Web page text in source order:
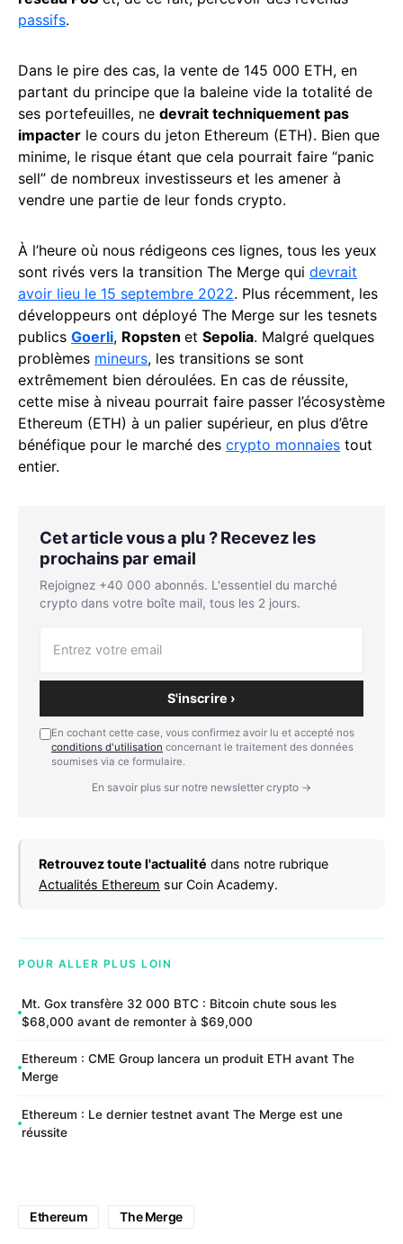
passifs.
Dans le pire des cas, la vente de 145 000 ETH, en
partant du principe que la baleine vide la totalité de
ses portefeuilles, ne devrait techniquement pas
impacter le cours du jeton Ethereum (ETH). Bien que
minime, le risque étant que cela pourrait faire “panic
sell” de nombreux investisseurs et les amener à
vendre une partie de leur fonds crypto.
À l’heure où nous rédigeons ces lignes, tous les yeux
sont rivés vers la transition The Merge qui devrait
avoir lieu le 15 septembre 2022. Plus récemment, les
développeurs ont déployé The Merge sur les tesnets
publics Goerli, Ropsten et Sepolia. Malgré quelques
problèmes mineurs, les transitions se sont
extrêmement bien déroulées. En cas de réussite,
cette mise à niveau pourrait faire passer l’écosystème
Ethereum (ETH) à un palier supérieur, en plus d’être
bénéfique pour le marché des crypto monnaies tout
entier.
Cet article vous a plu ? Recevez les
prochains par email
Rejoignez +40 000 abonnés. L'essentiel du marché
crypto dans votre boîte mail, tous les 2 jours.
S'inscrire ›
En cochant cette case, vous confirmez avoir lu et accepté nos
conditions d'utilisation concernant le traitement des données
soumises via ce formulaire.
En savoir plus sur notre newsletter crypto →
Retrouvez toute l'actualité dans notre rubrique
Actualités Ethereum sur Coin Academy.
POUR ALLER PLUS LOIN
Mt. Gox transfère 32 000 BTC : Bitcoin chute sous les
$68,000 avant de remonter à $69,000
Ethereum : CME Group lancera un produit ETH avant The
Merge
Ethereum : Le dernier testnet avant The Merge est une
réussite
Ethereum The Merge